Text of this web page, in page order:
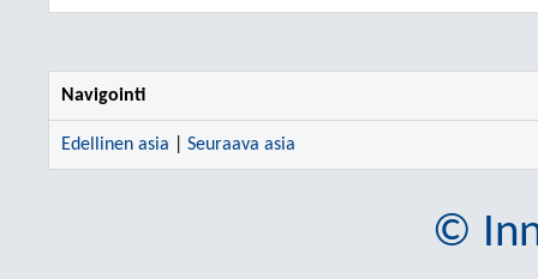
Navigointi
Edellinen asia Seuraava asia
©